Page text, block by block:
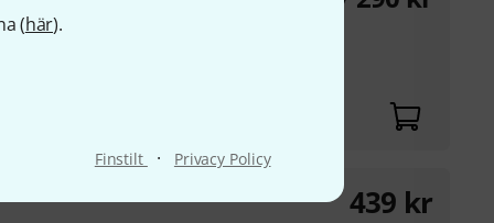
(här).
Finstilt · Privacy Policy
439 kr